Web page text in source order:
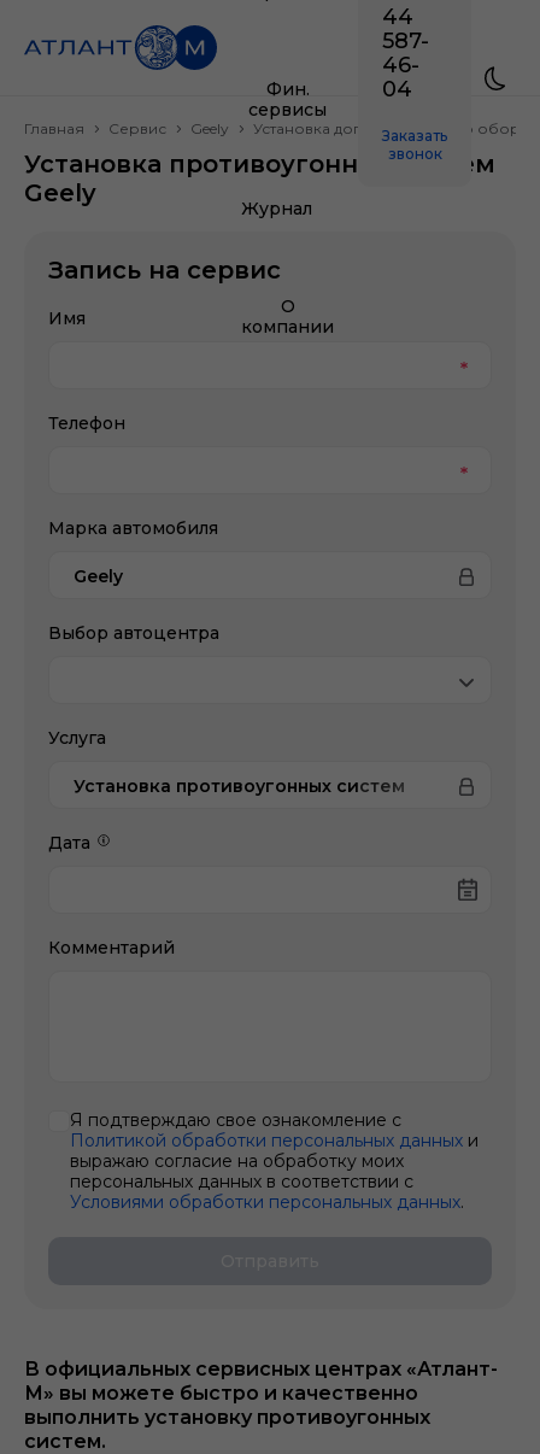
Фин.
сервисы
Журнал
О
компании
44
587-
46-
04
Заказать
звонок
Главная Сервис Geely Установка дополнительного
Установка противоугонных систем
Geely
В официальных сервисных центрах «Атлант-
М» вы можете быстро и качественно
выполнить установку противоугонных
систем.
Запись на сервис
Имя
Телефон
Марка автомобиля
Geely
Выбор автоцентра
Услуга
Установка противоугонных систем
Дата
Комментарий
Я подтверждаю свое ознакомление с
Политикой обработки персональных данных и
выражаю согласие на обработку моих
персональных данных в соответствии с
Условиями обработки персональных данных.